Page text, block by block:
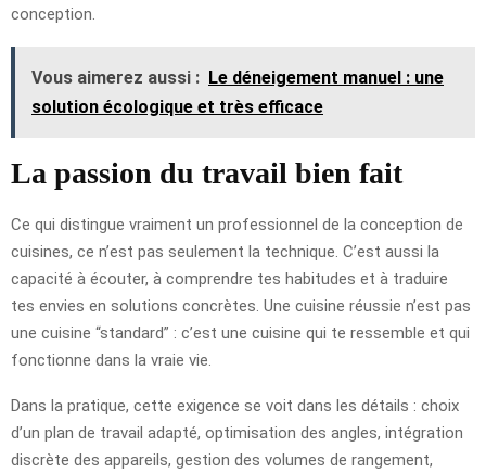
conception.
Vous aimerez aussi : Le déneigement manuel : une
solution écologique et très efficace
La passion du travail bien fait
Ce qui distingue vraiment un professionnel de la conception de
cuisines, ce n’est pas seulement la technique. C’est aussi la
capacité à écouter, à comprendre tes habitudes et à traduire
tes envies en solutions concrètes. Une cuisine réussie n’est pas
une cuisine “standard” : c’est une cuisine qui te ressemble et qui
fonctionne dans la vraie vie.
Dans la pratique, cette exigence se voit dans les détails : choix
d’un plan de travail adapté, optimisation des angles, intégration
discrète des appareils, gestion des volumes de rangement,